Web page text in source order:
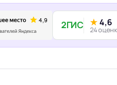
2ГИС ★4,6
24